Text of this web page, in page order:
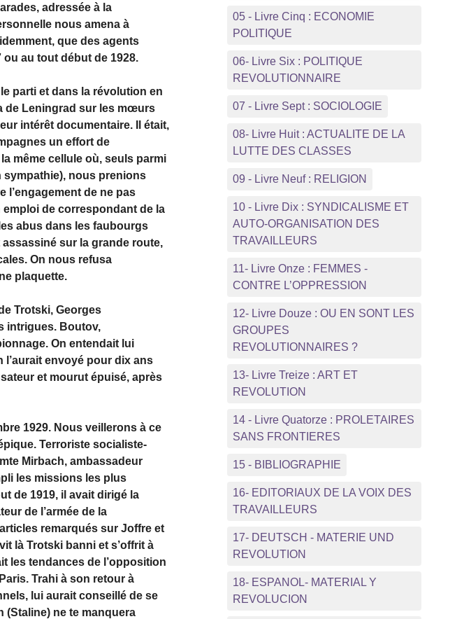
adressée à la
nous amena à
que des agents
au tout début de 1928.
parti et dans la révolution en
de Leningrad sur les mœurs
intérêt documentaire. Il était,
un effort de
même cellule où, seuls parmi
sympathie), nous prenions
l’engagement de ne pas
de correspondant de la
abus dans les faubourgs
sur la grande route,
On nous refusa
plaquette.
Trotski, Georges
intrigues. Boutov,
On entendait lui
envoyé pour dix ans
et mourut épuisé, après
1929. Nous veillerons à ce
Terroriste socialiste-
Mirbach, ambassadeur
les missions les plus
de 1919, il avait dirigé la
de l’armée de la
remarqués sur Joffre et
là Trotski banni et s’offrit à
les tendances de l’opposition
Trahi à son retour à
lui aurait conseillé de se
(Staline) ne te manquera
05 - Livre Cinq : ECONOMIE
POLITIQUE
06- Livre Six : POLITIQUE
REVOLUTIONNAIRE
07 - Livre Sept : SOCIOLOGIE
08- Livre Huit : ACTUALITE DE LA
LUTTE DES CLASSES
09 - Livre Neuf : RELIGION
10 - Livre Dix : SYNDICALISME ET
AUTO-ORGANISATION DES
TRAVAILLEURS
11- Livre Onze : FEMMES -
CONTRE L’OPPRESSION
12- Livre Douze : OU EN SONT LES
GROUPES
REVOLUTIONNAIRES ?
13- Livre Treize : ART ET
REVOLUTION
14 - Livre Quatorze : PROLETAIRES
SANS FRONTIERES
15 - BIBLIOGRAPHIE
16- EDITORIAUX DE LA VOIX DES
TRAVAILLEURS
17- DEUTSCH - MATERIE UND
REVOLUTION
18- ESPANOL- MATERIAL Y
REVOLUCION